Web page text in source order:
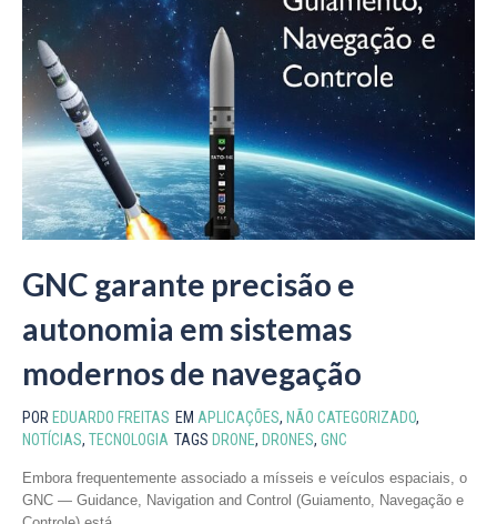
GNC garante precisão e
autonomia em sistemas
modernos de navegação
POR EDUARDO FREITAS EM APLICAÇÕES, NÃO CATEGORIZADO,
NOTÍCIAS, TECNOLOGIA TAGS DRONE, DRONES, GNC
Embora frequentemente associado a mísseis e veículos espaciais, o
GNC — Guidance, Navigation and Control (Guiamento, Navegação e